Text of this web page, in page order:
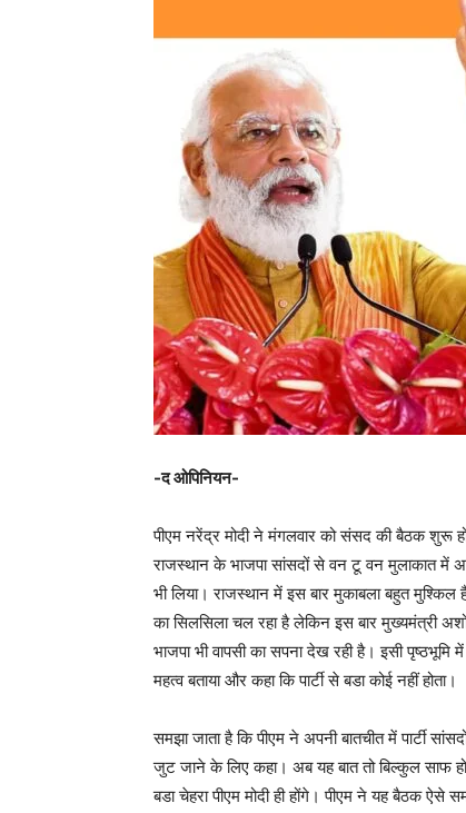
-द ओपिनियन-
पीएम नरेंद्र मोदी ने मंगलवार को संसद की बैठक शुरू
राजस्थान के भाजपा सांसदों से वन टू वन मुलाकात में
भी लिया। राजस्थान में इस बार मुकाबला बहुत
का सिलसिला चल रहा है लेकिन इस बार मुख्यमंत्री
भाजपा भी वापसी का सपना देख रही है। इसी
महत्व बताया और कहा कि पार्टी से बडा कोई नहीं होता।
समझा जाता है कि पीएम ने अपनी बातचीत में पार्टी
जुट जाने के लिए कहा। अब यह बात तो बिल्कुल साफ हो
बडा चेहरा पीएम मोदी ही होंगे। पीएम ने यह बैठक